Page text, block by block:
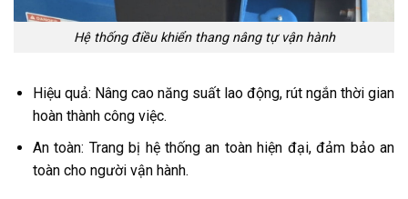
Hệ thống điều khiển thang nâng tự vận hành
Hiệu quả: Nâng cao năng suất lao động, rút ngắn thời gian
hoàn thành công việc.
An toàn: Trang bị hệ thống an toàn hiện đại, đảm bảo an
toàn cho người vận hành.